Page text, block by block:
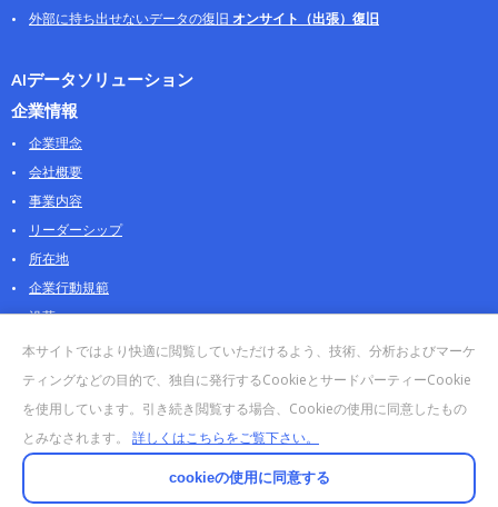
外部に持ち出せないデータの復旧 オンサイト（出張）復旧
AIデータソリューション
企業情報
企業理念
会社概要
事業内容
リーダーシップ
所在地
企業行動規範
沿革
採用情報
パートナー
お問合せ・販売
法人お問合せについて
AOSストア
本サイトではより快適に閲覧していただけるよう、技術、分析およびマーケ
ティングなどの目的で、独自に発行するCookieとサードパーティーCookie
を使用しています。引き続き閲覧する場合、Cookieの使用に同意したもの
とみなされます。 詳しくはこちらをご覧下さい。
cookieの使用に同意する